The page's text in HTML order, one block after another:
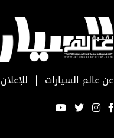
عن عالم السيارات